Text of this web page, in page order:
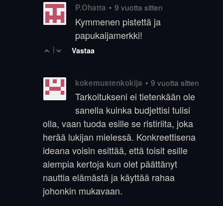
P.Ohatta • 9 vuotta sitten
Kymmenen pistettä ja
papukaijamerkki!
| Vastaa
kokemustenkokija • 9 vuotta sitten
Tarkoitukseni ei tietenkään ole
sanella kuinka budjettisi tulisi
olla, vaan tuoda esille se ristiriita, joka
herää lukijan mielessä. Konkreettisena
ideana voisin esittää, että toisit esille
aiempia kertoja kun olet päättänyt
nauttia elämästä ja käyttää rahaa
johonkin mukavaan.